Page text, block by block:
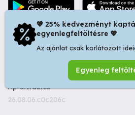
© 2026 Startapró S.R.L. | Bulevardul
410346, Romania | Tax ID:
Apróhirdetés
26.08.06.c0c206c
💖 25% kedvezményt
egyenlegfeltöltésre 💖
Az ajánlat csak korlátozott
Egyenleg